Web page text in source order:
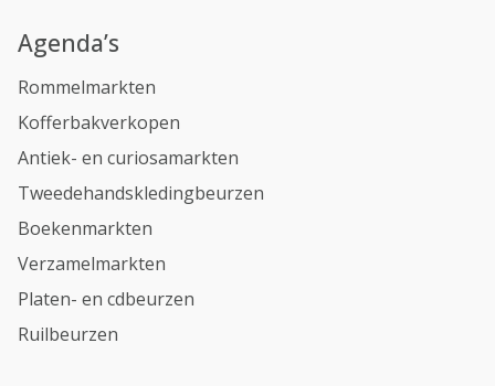
Agenda’s
Rommelmarkten
Kofferbakverkopen
Antiek- en curiosamarkten
Tweedehandskledingbeurzen
Boekenmarkten
Verzamelmarkten
Platen- en cdbeurzen
Ruilbeurzen